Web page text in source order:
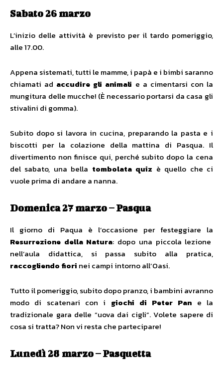
Sabato 26 marzo
L’inizio delle attività è previsto per il tardo pomeriggio,
alle 17.00.
Appena sistemati, tutti le mamme, i papà e i bimbi saranno
chiamati ad accudire gli animali e a cimentarsi con la
mungitura delle mucche! (È necessario portarsi da casa gli
stivalini di gomma).
Subito dopo si lavora in cucina, preparando la pasta e i
biscotti per la colazione della mattina di Pasqua. Il
divertimento non finisce qui, perché subito dopo la cena
del sabato, una bella tombolata quiz è quello che ci
vuole prima di andare a nanna.
Domenica 27 marzo – Pasqua
Il giorno di Paqua è l’occasione per festeggiare la
Resurrezione della Natura: dopo una piccola lezione
nell’aula didattica, si passa subito alla pratica,
raccogliendo fiori nei campi intorno all’Oasi.
Tutto il pomeriggio, subito dopo pranzo, i bambini avranno
modo di scatenari con i giochi di Peter Pan e la
tradizionale gara delle “uova dai cigli”. Volete sapere di
cosa si tratta? Non vi resta che partecipare!
Lunedì 28 marzo – Pasquetta